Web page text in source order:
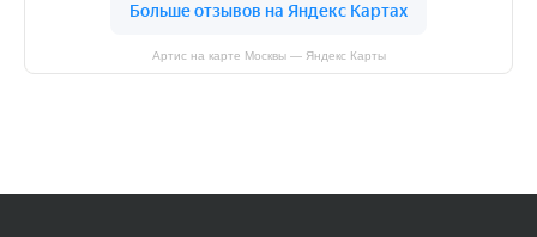
Артис на карте Москвы — Яндекс Карты